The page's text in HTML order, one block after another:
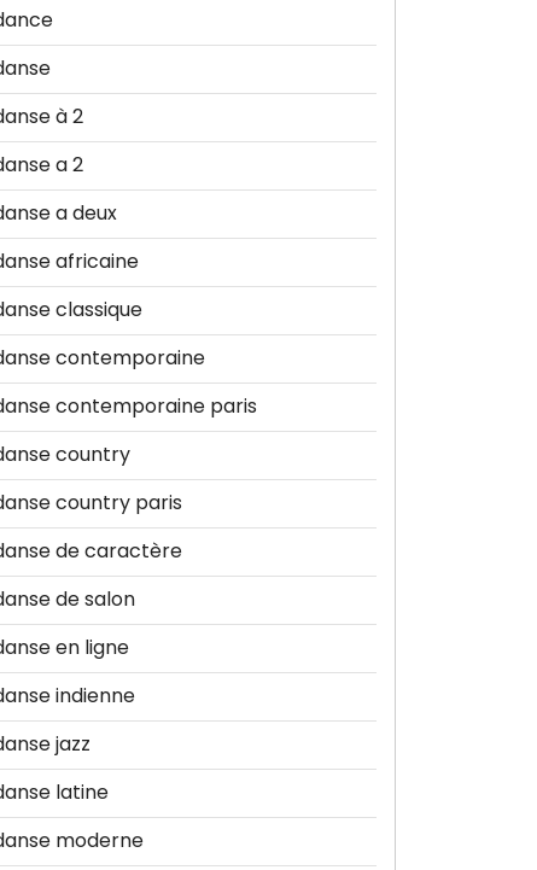
à 2
a 2
a deux
africaine
classique
contemporaine
contemporaine paris
country
country paris
de caractère
de salon
en ligne
indienne
jazz
latine
moderne